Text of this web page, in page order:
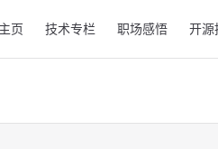
主页 技术专栏 职场感悟 开源